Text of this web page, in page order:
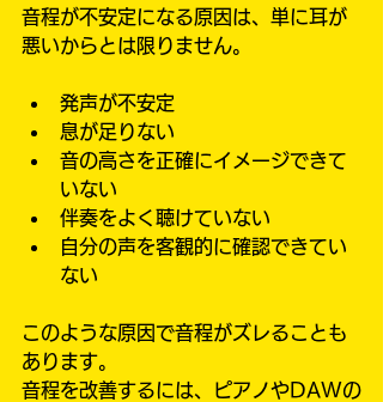
音程が不安定になる原因は、単に耳が
悪いからとは限りません。
発声が不安定
息が足りない
音の高さを正確にイメージできて
いない
伴奏をよく聴けていない
自分の声を客観的に確認できてい
ない
このような原因で音程がズレることも
あります。
音程を改善するには、ピアノやDAWの